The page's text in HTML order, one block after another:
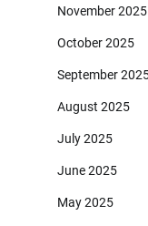
November 2025
October 2025
September
August 2025
July 2025
June 2025
May 2025